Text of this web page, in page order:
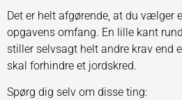
Det er helt afgørende, at du vælger
opgavens omfang. En lille kant
stiller selvsagt helt andre krav end
skal forhindre et jordskred.
Spørg dig selv om disse ting: